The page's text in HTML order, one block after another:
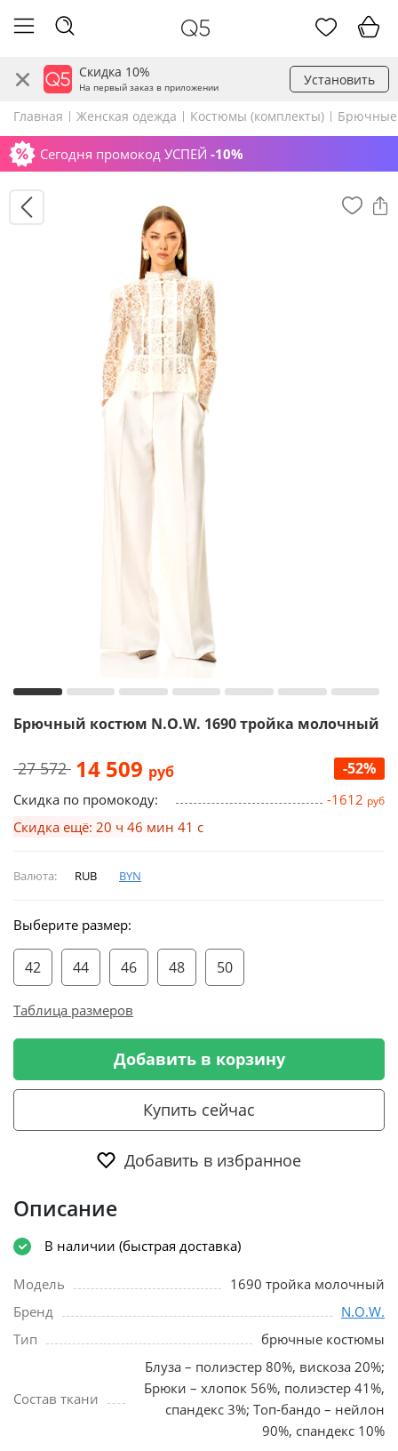
Скидка 10%
На первый заказ в приложении Установить
Главная Женская одежда Костюмы (комплекты)
Сегодня промокод УСПЕЙ -10%
Брючный костюм N.O.W. 1690 тройка молочный
27 572 14 509 руб -52%
Скидка по промокоду: -1612 руб
Скидка ещё: 20 ч 46 мин 40 с
Валюта: RUB BYN
Выберите размер:
42 44 46 48 50
Таблица размеров
Добавить в корзину
Купить сейчас
Добавить в избранное
Описание
В наличии (быстрая доставка)
Модель
1690 тройка молочный
Бренд
N.O.W.
Тип
брючные костюмы
Состав ткани
Блуза – полиэстер 80%, вискоза 20%;
Брюки – хлопок 56%, полиэстер 41%,
спандекс 3%; Топ-бандо – нейлон
90%, спандекс 10%